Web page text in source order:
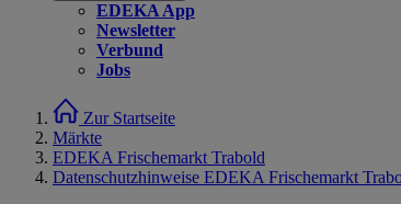
EDEKA App
Newsletter
Verbund
Jobs
Zur Startseite
Märkte
EDEKA Frischemarkt Trabold
Datenschutzhinweise EDEKA Frischemarkt